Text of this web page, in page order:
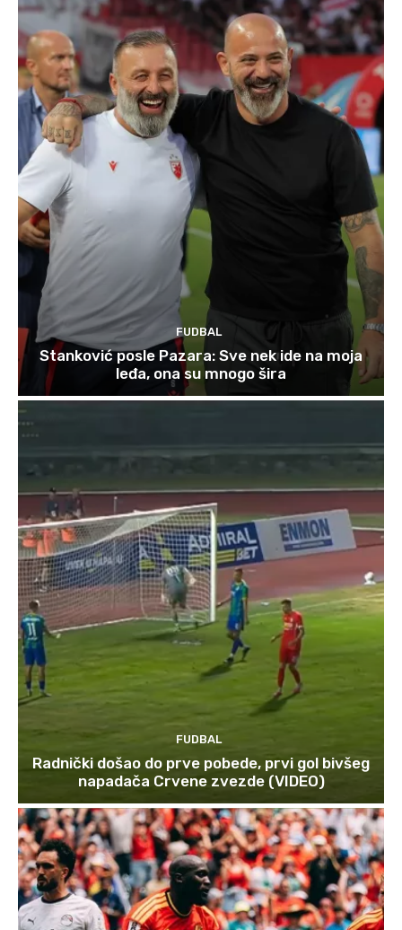
FUDBAL
Stanković posle Pazara: Sve nek ide na moja
leđa, ona su mnogo šira
FUDBAL
Radnički došao do prve pobede, prvi gol bivšeg
napadača Crvene zvezde (VIDEO)